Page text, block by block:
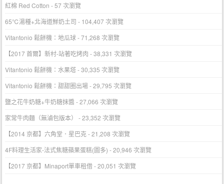
紅棉 Red Cotton - 57 次瀏覽
65℃湯種+北海道鮮奶土司 - 104,407 次瀏覽
Vitantonio 鬆餅機：地瓜球- 71,268 次瀏覽
【2017 首爾】新村-站著吃烤肉 - 38,331 次瀏覽
Vitantonio 鬆餅機：水果塔- 30,335 次瀏覽
Vitantonio 鬆餅機：甜甜圈出場- 29,795 次瀏覽
鹽之花牛奶糖+牛奶糖抹醬- 27,066 次瀏覽
家常牛肉麵（無滷包版本）
- 23,352 次瀏覽
【2014 京都】六角堂．星巴克- 21,208 次瀏覽
4F料理生活家-法式焦糖蘋果蛋糕(圖多) - 20,946 次瀏覽
【2017 京都】Minaport單車租借- 20,051 次瀏覽